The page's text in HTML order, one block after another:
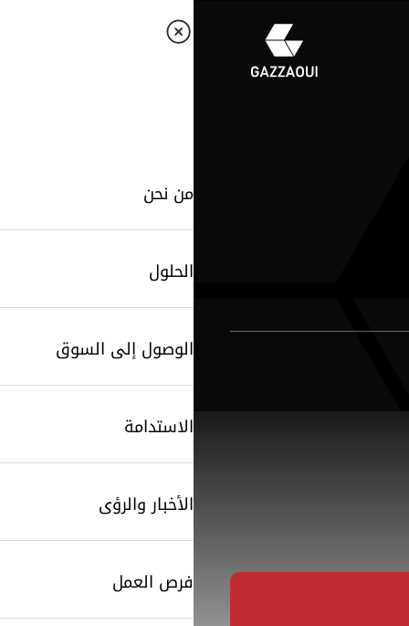
من نحن
الحلول
الوصول إلى السوق
الاستدامة
الأخبار والرؤى
فرص العمل
SearchButtonText